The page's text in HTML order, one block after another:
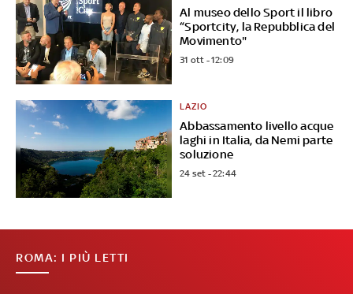
Al museo dello Sport il libro
“Sportcity, la Repubblica del
Movimento"
31 ott - 12:09
Abbassamento livello acque
laghi in Italia, da Nemi parte
soluzione
LAZIO
24 set - 22:44
ROMA: I PIÙ LETTI